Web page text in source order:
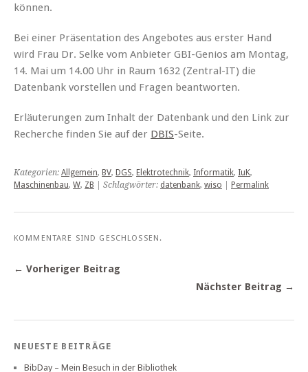
können.
Bei einer Präsentation des Angebotes aus erster Hand
wird Frau Dr. Selke vom Anbieter GBI-Genios am Montag,
14. Mai um 14.00 Uhr in Raum 1632 (Zentral-IT) die
Datenbank vorstellen und Fragen beantworten.
Erläuterungen zum Inhalt der Datenbank und den Link zur
Recherche finden Sie auf der DBIS-Seite.
Kategorien: Allgemein, BV, DGS, Elektrotechnik, Informatik, IuK,
Maschinenbau, W, ZB | Schlagwörter: datenbank, wiso Permalink
KOMMENTARE SIND GESCHLOSSEN.
← Vorheriger Beitrag
Nächster Beitrag →
NEUESTE BEITRÄGE
BibDay – Mein Besuch in der Bibliothek